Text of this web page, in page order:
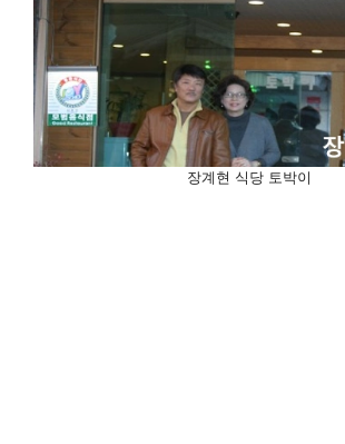
장계현 식당 토박이